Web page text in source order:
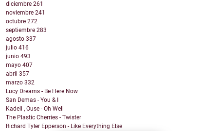
diciembre 261
noviembre 241
octubre 272
septiembre 283
agosto 337
julio 416
junio 493
mayo 407
abril 357
marzo 332
Lucy Dreams - Be Here Now
San Demas - You & I
Kadeli , Ouse - Oh Well
The Plastic Cherries - Twister
Richard Tyler Epperson - Like Everything Else